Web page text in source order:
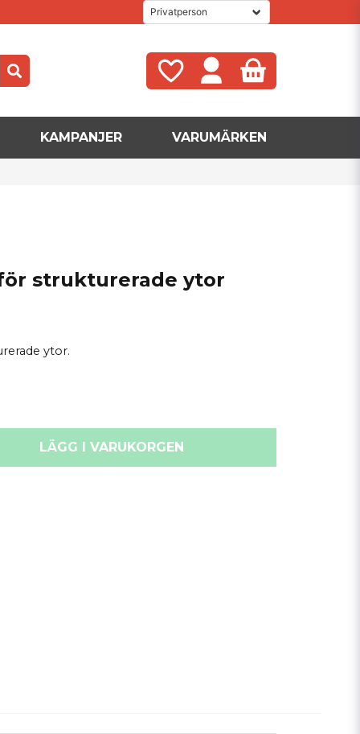
KAMPANJER VARUMÄRKEN
strukturerade ytor
ytor.
LÄGG I VARUKORGEN